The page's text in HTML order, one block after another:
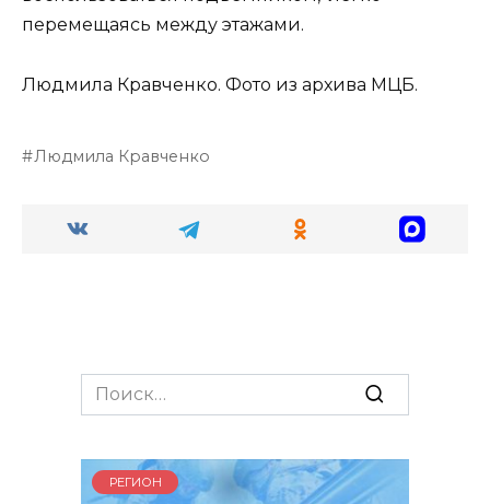
перемещаясь между этажами.
Людмила Кравченко. Фото из архива МЦБ.
Людмила Кравченко
Search
for:
РЕГИОН